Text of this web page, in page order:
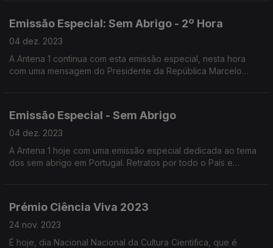
Emissão Especial: Sem Abrigo - 2º Hora
04 dez. 2023
A Antena 1 continua com esta emissão especial, nesta hora
com uma mensagem do Presidente da República Marcelo
Emissão Especial - Sem Abrigo
04 dez. 2023
A Antena 1 hoje com uma emissão especial dedicada ao tema
dos sem abrigo em Portugal. Retratos por todo o País e
Prémio Ciência Viva 2023
24 nov. 2023
É hoje, dia Nacional Nacional da Cultura Cientifica, que é